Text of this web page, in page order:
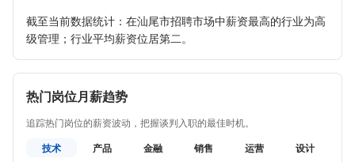
截至当前数据统计：在汕尾市招聘市场中薪资最高的行业为高
级管理；行业平均薪资位居第二。
热门岗位月薪趋势
追踪热门岗位的薪资波动，把握谈判入职的最佳时机。
技术
产品 金融 销售 运营 设计